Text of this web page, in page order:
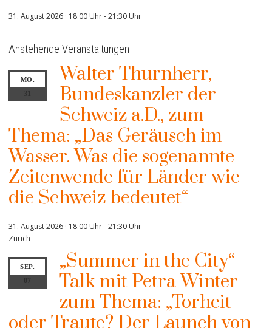
31. August 2026 · 18:00 Uhr-21:30 Uhr
Anstehende Veranstaltungen
MO.
Walter Thurnherr,
Bundeskanzler der
Schweiz a.D., zum
Thema: „Das Geräusch im
Wasser. Was die sogenannte
Zeitenwende für Länder wie
die Schweiz bedeutet“
31. August 2026 · 18:00 Uhr-21:30 Uhr
Zürich
SEP.
07
„Summer in the City“
Talk mit Petra Winter
zum Thema: „Torheit
oder Traute? Der Launch von